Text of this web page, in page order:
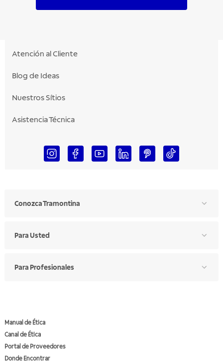
Atención al Cliente
Blog de Ideas
Nuestros Sítios
Asistencia Técnica
Conozca Tramontina
Para Usted
Para Profesionales
Manual de Ética
Canal de Ética
Portal de Proveedores
Donde Encontrar